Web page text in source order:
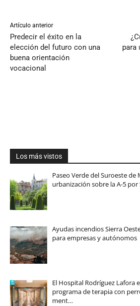
Artículo anterior
Predecir el éxito en la
elección del futuro con una
buena orientación
vocacional
para
Los más vistos
Paseo Verde del Suroeste
urbanización sobre la A-5 por
Ayudas incendios Sierra
para empresas y autónomos
El Hospital Rodríguez Lafora
programa de terapia con
ment…